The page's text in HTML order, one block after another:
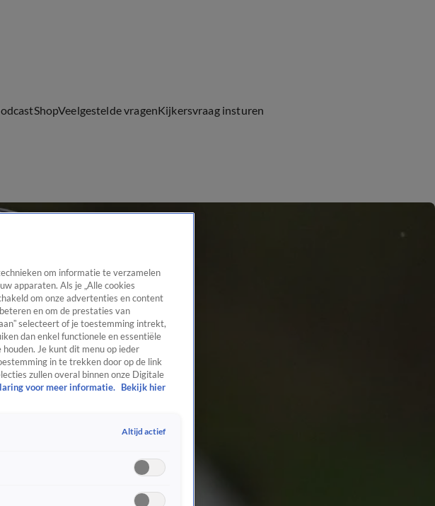
ShopVeelgestelde vragenKijkersvraag insturen
om informatie te verzamelen
apparaten. Als je „Alle cookies
om onze advertenties en content
en om de prestaties van
selecteert of je toestemming intrekt,
dan enkel functionele en essentiële
Je kunt dit menu op ieder
in te trekken door op de link
zullen overal binnen onze Digitale
voor meer informatie.
Bekijk hier
Altijd actief